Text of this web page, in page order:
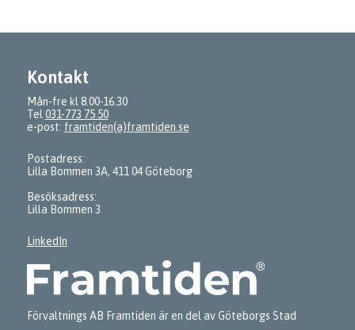
Kontakt
Mån-fre kl 8.00-16.30
Tel 031-773 75 50
e-post: framtiden(a)framtiden.se
Postadress:
Lilla Bommen 3A, 411 04 Göteborg
Besöksadress:
Lilla Bommen 3
LinkedIn
Förvaltnings AB Framtiden är en del av Göteborgs Stad